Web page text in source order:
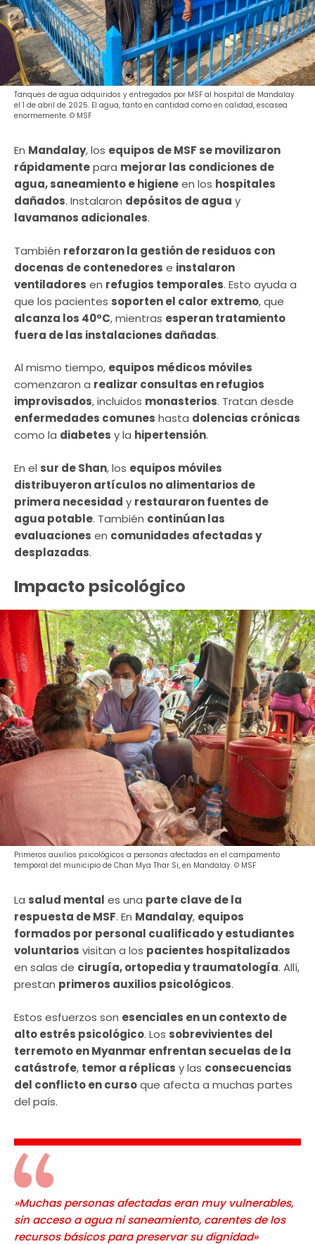
Tanques de agua adquiridos y entregados por MSF al hospital de Mandalay
el 1 de abril de 2025. El agua, tanto en cantidad como en calidad, escasea
enormemente. © MSF
En Mandalay, los equipos de MSF se movilizaron
rápidamentepara mejorar las condiciones de
agua, saneamiento e higieneen los hospitales
dañados. Instalaron depósitos de agua y
lavamanos adicionales.
También reforzaron la gestión de residuos con
docenas de contenedores e instalaron
ventiladores en refugios temporales. Esto ayuda a
que los pacientes soporten el calor extremo, que
alcanza los 40ºC, mientras esperan tratamiento
fuera de las instalaciones dañadas.
Al mismo tiempo, equipos médicos móviles
comenzaron a realizar consultas en refugios
improvisados, incluidos monasterios. Tratan desde
enfermedades comunes hasta dolencias crónicas
como la diabetes y la hipertensión.
En el sur de Shan, los equipos móviles
distribuyeron artículos no alimentarios de
primera necesidad y restauraron fuentes de
agua potable. También continúan las
evaluaciones en comunidades afectadas y
desplazadas.
Impacto psicológico
Primeros auxilios psicológicos a personas afectadas en el campamento
temporal del municipio de Chan Mya Thar Si, en Mandalay. © MSF
La salud mental es una parte clave de la
respuesta de MSF. En Mandalay, equipos
formados por personal cualificado y estudiantes
voluntarios visitan a los pacientes hospitalizados
en salas de cirugía, ortopedia y traumatología. Allí,
prestan primeros auxilios psicológicos.
Estos esfuerzos son esenciales en un contexto de
alto estrés psicológico. Los sobrevivientes del
terremoto en Myanmar enfrentan secuelas de la
catástrofe, temor a réplicas y las consecuencias
del conflicto en cursoque afecta a muchas partes
del país.
»Muchas personas afectadas eran muy vulnerables,
sin acceso a agua ni saneamiento, carentes de los
recursos básicos para preservar su dignidad»